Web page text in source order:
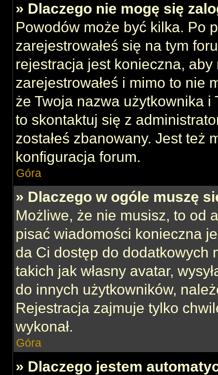
» Dlaczego nie mogę się
Powodów może być kilka. Po
zarejestrowałeś się na tym
rejestracja jest konieczna,
zarejestrowałeś i mimo to nie
że Twoja nazwa użytkownika i
to skontaktuj się z
zostałeś zbanowany. Jest też
konfiguracja forum.
Góra
» Dlaczego w ogóle muszę
Możliwe, że nie musisz, to od
pisać wiadomości konieczna
da Ci dostęp do dodatkowych
takich jak własny avatar,
do innych użytkowników,
Rejestracja zajmuje tylko
wykonał.
Góra
» Dlaczego jestem